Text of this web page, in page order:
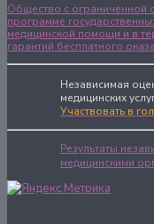
Общество с ограниченной
программе
медицинской помощи и в
гарантий бесплатного
Независимая
медицинских
Участвовать в
Результаты
медицинскими